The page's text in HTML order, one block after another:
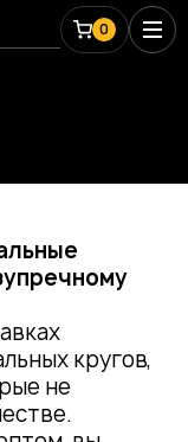
0
кругов,
не